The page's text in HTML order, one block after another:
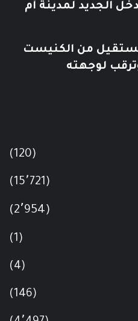
الجديد لمدينة أم
من الكنيست
لوجهته
(120)
(15٬721)
(2٬954)
(1)
(4)
(146)